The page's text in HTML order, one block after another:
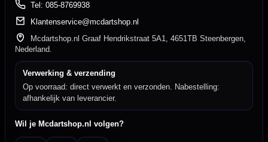
Tel: 085-8769938
Klantenservice@mcdartshop.nl
Mcdartshop.nl Graaf Hendrikstraat 5A1, 4651TB Steenbergen,
Nederland.
Verwerking & verzending
Op voorraad: direct verwerkt en verzonden. Nabestelling:
afhankelijk van leverancier.
Wil je Mcdartshop.nl volgen?